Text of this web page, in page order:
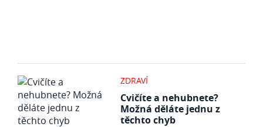
ZDRAVÍ
Cvičíte a nehubnete?
Možná děláte jednu z
těchto chyb